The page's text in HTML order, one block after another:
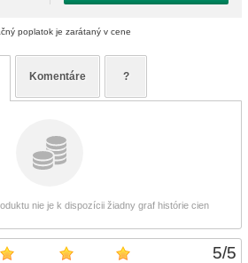
5/5
poplatok je zarátaný v cene
Komentáre ?
nie je k dispozícii žiadny graf histórie cien